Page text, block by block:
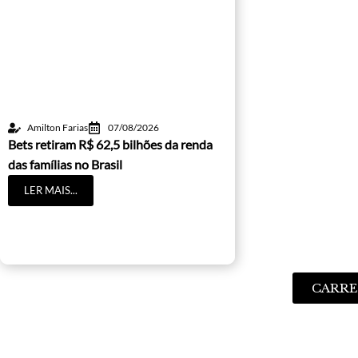
Amilton Farias 07/08/2026
Bets retiram R$ 62,5 bilhões da renda
das famílias no Brasil
LER MAIS...